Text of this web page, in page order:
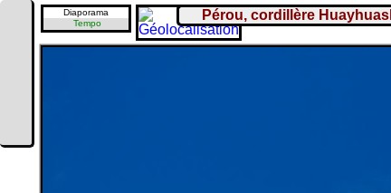
Diaporama
Tempo
Pérou, cordillère